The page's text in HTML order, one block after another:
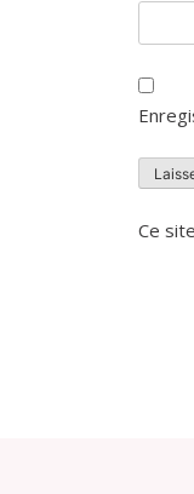
Ce